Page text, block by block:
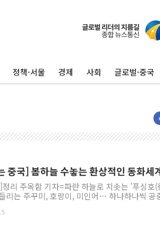
정책·서울 경제 사회 글로벌·중국
[금교로 보는 중국] 봄하늘 수놓는 환상적인
리 주옥함 기자=파란 하늘로 치솟는 '푸싱
리는 주꾸미, 호랑이, 미인어… 하나하나씩 공